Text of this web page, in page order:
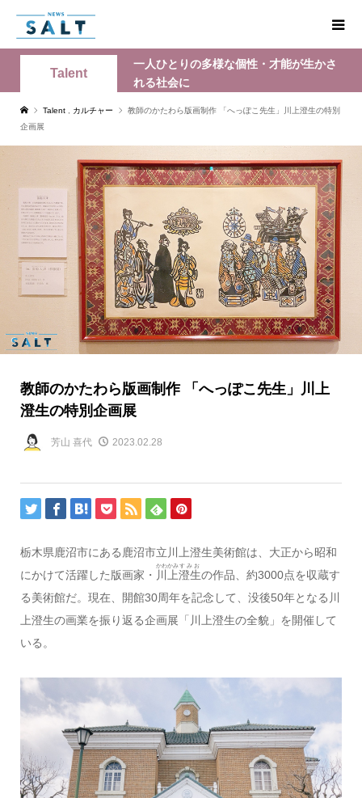
Talent
一人ひとりの多様な個性・才能が生かさ
れる社会に
Talent カルチャー
教師のかたわら版画制作 「へっぽこ先生」川上澄生の特別
企画展
教師のかたわら版画制作 「へっぽこ先生」川上
澄生の特別企画展
芳山 喜代 2023.02.28
栃木県鹿沼市にある鹿沼市立川上澄生美術館は、大正から昭和
にかけて活躍した版画家・ 川上
かわかみ
澄生
すみお
の作品、約3000点を収蔵す
る美術館だ。現在、開館30周年を記念して、没後50年となる川
上澄生の画業を振り返る企画展「川上澄生の全貌」を開催して
いる。